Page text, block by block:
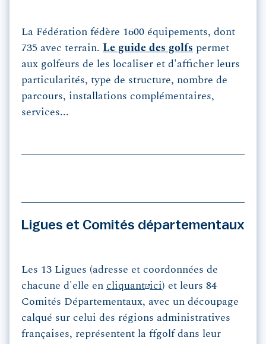
La Fédération fédère 1600 équipements, dont
735 avec terrain. Le guide des golfs permet
aux golfeurs de les localiser et d'afficher leurs
particularités, type de structure, nombre de
parcours, installations complémentaires,
services...
Ligues et Comités départementaux
Les 13 Ligues (adresse et coordonnées de
chacune d'elle en cliquant ici) et leurs 84
Comités Départementaux, avec un découpage
calqué sur celui des régions administratives
françaises, représentent la ffgolf dans leur